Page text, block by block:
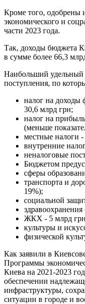
Кроме того, одобрены
экономического и
части 2023 года.
Так, доходы бюджета
в сумме более 66,3
Наибольший удельный
поступления, по
налог на доходы
30,6 млрд грн;
налог на
(меньше
местные налоги
внутренние
неналоговые
Бюджетом
сферы
транспорта и
19%);
социальной
ЖКХ - 5 млрд
культуры и
физической
Как заявили в
Программы
Киева на 2021-2023
обеспечении
инфраструктуры,
ситуации в городе и